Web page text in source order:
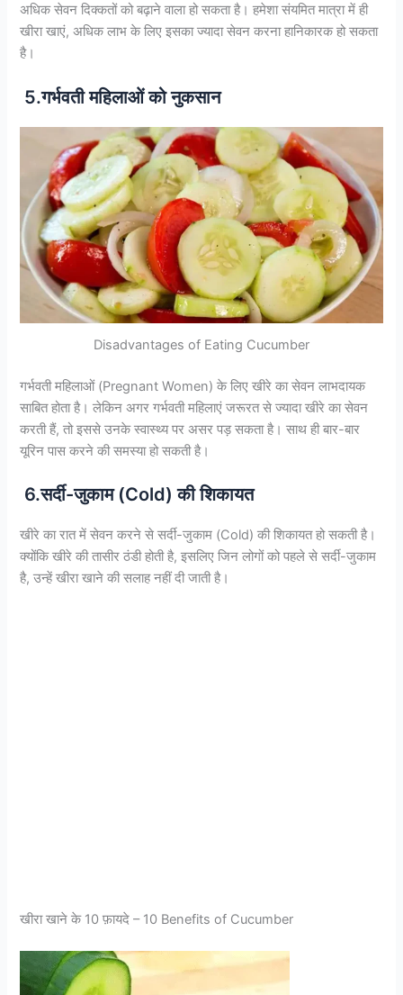
अधिक सेवन दिक्कतों को बढ़ाने वाला हो सकता है। हमेशा संयमित मात्रा में ही
खीरा खाएं, अधिक लाभ के लिए इसका ज्यादा सेवन करना हानिकारक हो सकता
है।
5.गर्भवती महिलाओं को नुकसान
Disadvantages of Eating Cucumber
गर्भवती महिलाओं (Pregnant Women) के लिए खीरे का सेवन लाभदायक
साबित होता है। लेकिन अगर गर्भवती महिलाएं जरूरत से ज्यादा खीरे का सेवन
करती हैं, तो इससे उनके स्वास्थ्य पर असर पड़ सकता है। साथ ही बार-बार
यूरिन पास करने की समस्या हो सकती है।
6.सर्दी-जुकाम (Cold) की शिकायत
खीरे का रात में सेवन करने से सर्दी-जुकाम (Cold) की शिकायत हो सकती है।
क्योंकि खीरे की तासीर ठंडी होती है, इसलिए जिन लोगों को पहले से सर्दी-जुकाम
है, उन्हें खीरा खाने की सलाह नहीं दी जाती है।
खीरा खाने के 10 फ़ायदे – 10 Benefits of Cucumber